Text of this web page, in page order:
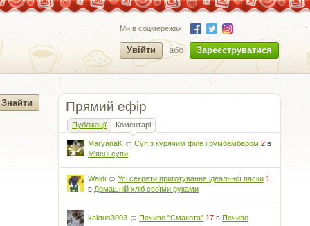
Ми в соцмережах
Увійти або Зареєструватися
Прямий ефір
Публікації Коментарі
MaryanaK Суп з курячим філе і румбамбаром 2 в
М'ясні супи
Waldi Усі секрети приготування ідеальної паски 1
в Домашній хліб своїми руками
kaktus3003 Печиво "Смакота" 17 вПечиво